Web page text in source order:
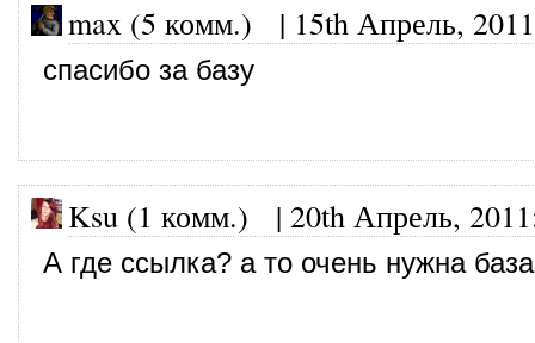
max (5 комм.) | 15th Апрель, 2011
спасибо за базу
Ksu (1 комм.) | 20th Апрель, 2011
А где ссылка? а то очень нужна